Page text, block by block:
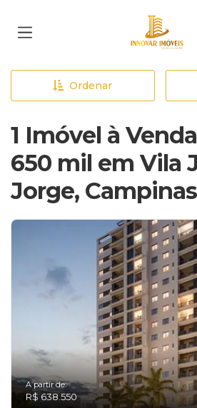
Página
Ordenar
1 Imóvel à
650 mil em Vila
Jorge,
A partir de:
R$ 638.550